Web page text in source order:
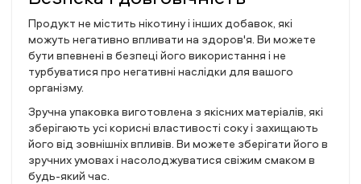
Продукт не містить нікотину і інших добавок, які
можуть негативно впливати на здоров'я. Ви можете
бути впевнені в безпеці його використання і не
турбуватися про негативні наслідки для вашого
організму.
Зручна упаковка виготовлена з якісних матеріалів, які
зберігають усі корисні властивості соку і захищають
його від зовнішніх впливів. Ви можете зберігати його в
зручних умовах і насолоджуватися свіжим смаком в
будь-який час.